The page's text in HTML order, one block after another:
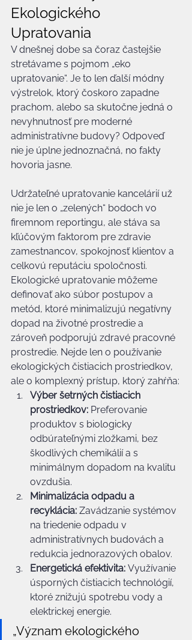
Ekologického
Upratovania
V dnešnej dobe sa čoraz častejšie
stretávame s pojmom „eko
upratovanie“. Je to len ďalší módny
výstrelok, ktorý čoskoro zapadne
prachom, alebo sa skutočne jedná o
nevyhnutnosť pre moderné
administratívne budovy? Odpoveď
nie je úplne jednoznačná, no fakty
hovoria jasne.
Udržateľné upratovanie kancelárií už
nie je len o „zelených“ bodoch vo
firemnom reportingu, ale stáva sa
kľúčovým faktorom pre zdravie
zamestnancov, spokojnosť klientov a
celkovú reputáciu spoločnosti.
Ekologické upratovanie môžeme
definovať ako súbor postupov a
metód, ktoré minimalizujú negatívny
dopad na životné prostredie a
zároveň podporujú zdravé pracovné
prostredie. Nejde len o používanie
ekologických čistiacich prostriedkov,
ale o komplexný prístup, ktorý zahŕňa:
Výber šetrných čistiacich
prostriedkov: Preferovanie
produktov s biologicky
odbúrateľnými zložkami, bez
škodlivých chemikálií a s
minimálnym dopadom na kvalitu
ovzdušia.
Minimalizácia odpadu a
recyklácia: Zavádzanie systémov
na triedenie odpadu v
administratívnych budovách a
redukcia jednorazových obalov.
Energetická efektivita: Využívanie
úsporných čistiacich technológií,
ktoré znižujú spotrebu vody a
elektrickej energie.
„Význam ekologického